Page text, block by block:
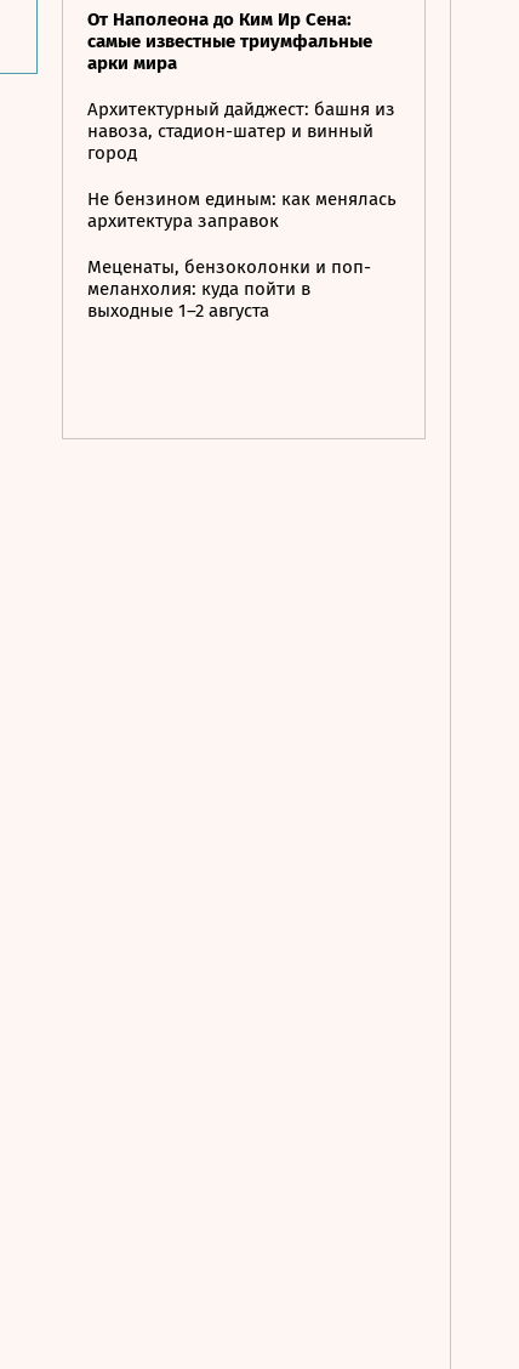
От Наполеона до Ким Ир Сена:
самые известные триумфальные
арки мира
Архитектурный дайджест: башня из
навоза, стадион-шатер и винный
город
Не бензином единым: как менялась
архитектура заправок
Меценаты, бензоколонки и поп-
меланхолия: куда пойти в
выходные 1–2 августа